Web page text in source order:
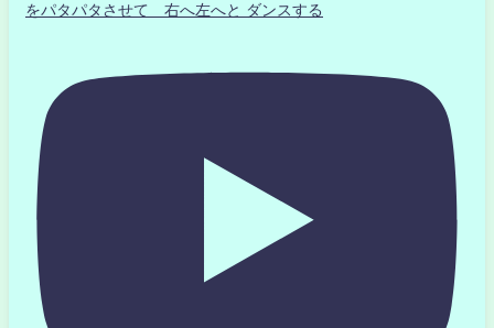
をパタパタさせて 右へ左へと ダンスする